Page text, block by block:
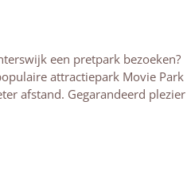
een pretpark bezoeken?
attractiepark Movie Park
afstand. Gegarandeerd plezier